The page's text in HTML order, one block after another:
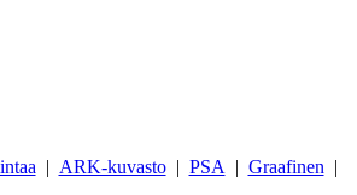
ARK-kuvasto PSA Graafinen